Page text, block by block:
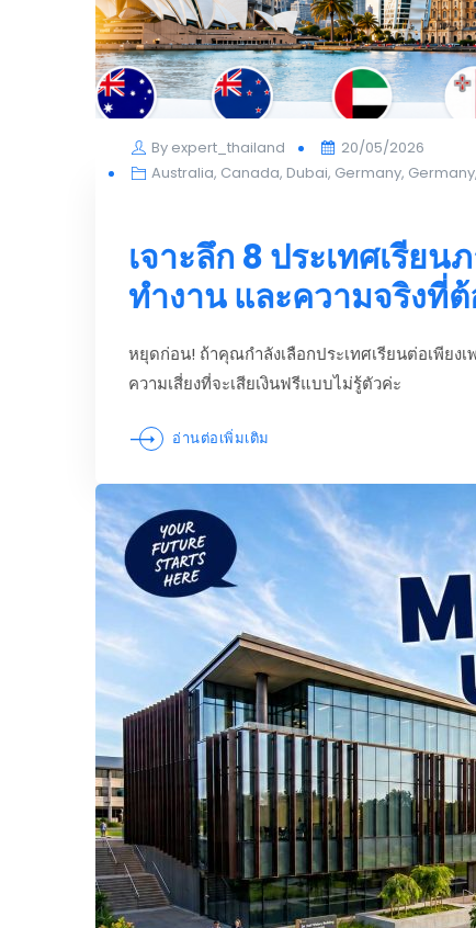
By expert_thailand
Posted
on
20/05/2026
Australia, Canada, Dubai, Germany, Germany,
เจาะลึก 8 ประเทศเรีย
ทำงาน และความจริงที่ต้
หยุดก่อน! ถ้าคุณกำลังเลือกประเทศเรียนต่อเพียง
ความเสี่ยงที่จะเสียเงินฟรีแบบไม่รู้ตัวค่ะ
อ่านต่อเพิ่มเติม